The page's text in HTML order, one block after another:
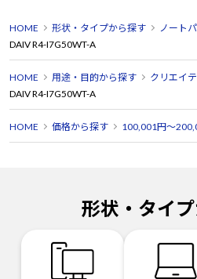
HOME 形状・タイプから探す ノート
DAIV R4-I7G50WT-A
HOME 用途・目的から探す
クリエイ
DAIV R4-I7G50WT-A
HOME 価格から探す 100,001円～
形状・タイ